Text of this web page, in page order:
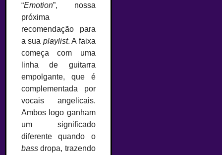
“Emotion”, nossa
próxima
recomendação para
a sua playlist. A faixa
começa com uma
linha de guitarra
empolgante, que é
complementada por
vocais angelicais.
Ambos logo ganham
um significado
diferente quando o
bass dropa, trazendo